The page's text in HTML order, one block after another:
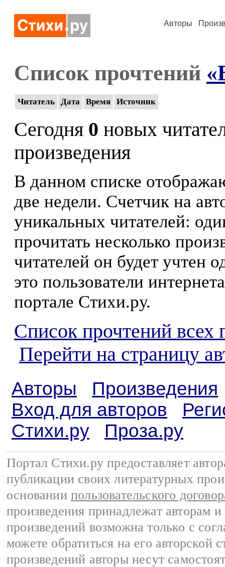
Авторы
Список прочтений
Читатель Дата Время Источник
Сегодня 0 новых
произведения
В данном списке
две недели. Счетчик на
уникальных читателей:
прочитать несколько
читателей он будет учтен
это пользователи
портале Стихи.ру.
Список прочтений всех
Перейти на страницу
Авторы
Произведения
Вход для авторов
Стихи.ру
Проза.ру
Портал Стихи.ру предоставляет
публикации своих литературных
основании пользовательского
произведения принадлежат авторам
произведений возможна только с
можете обратиться на его авторской
произведений авторы несут